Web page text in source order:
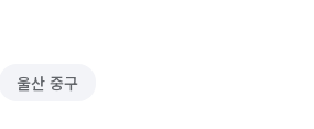
울산 중구